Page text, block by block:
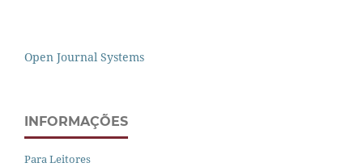
Open Journal Systems
INFORMAÇÕES
Para Leitores